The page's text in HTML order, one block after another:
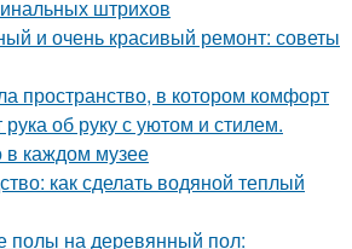
штрихов
и очень красивый ремонт: советы
пространство, в котором комфорт
рука об руку с уютом и стилем.
в каждом музее
как сделать водяной теплый
полы на деревянный пол: